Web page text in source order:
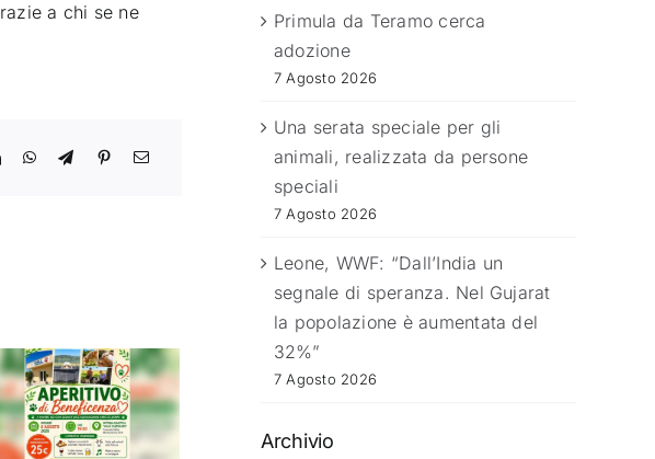
a chi se ne
Primula da Teramo cerca
adozione
7 Agosto 2026
Una serata speciale per gli
animali, realizzata da persone
speciali
7 Agosto 2026
Leone, WWF: “Dall’India un
segnale di speranza. Nel Gujarat
la popolazione è aumentata del
32%”
7 Agosto 2026
Archivio